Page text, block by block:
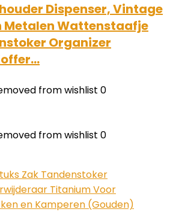
Dispenser, Vintage
Metalen Wattenstaafje
Organizer
from wishlist 0
from wishlist 0